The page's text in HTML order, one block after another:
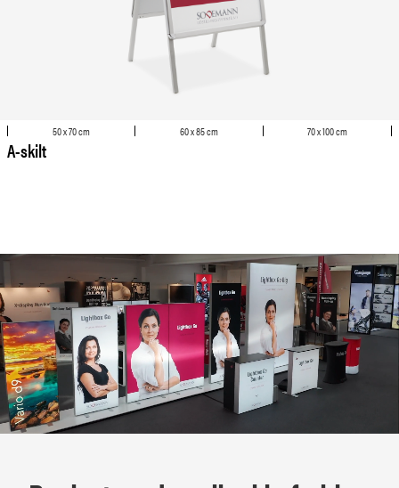
50 x 70 cm 60 x 85 cm 70 x 100 cm
A-skilt